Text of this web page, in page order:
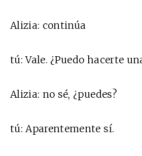
Alizia: continúa
tú:Vale. ¿Puedo hacerte
Alizia: no sé, ¿puedes?
tú: Aparentemente sí.